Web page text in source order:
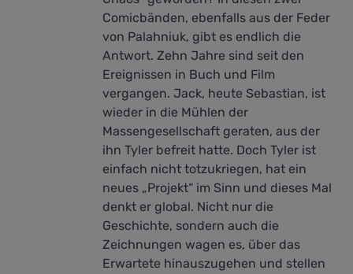
Comicbänden, ebenfalls aus der Feder
von Palahniuk, gibt es endlich die
Antwort. Zehn Jahre sind seit den
Ereignissen in Buch und Film
vergangen. Jack, heute Sebastian, ist
wieder in die Mühlen der
Massengesellschaft geraten, aus der
ihn Tyler befreit hatte. Doch Tyler ist
einfach nicht totzukriegen, hat ein
neues „Projekt“ im Sinn und dieses Mal
denkt er global. Nicht nur die
Geschichte, sondern auch die
Zeichnungen wagen es, über das
Erwartete hinauszugehen und stellen